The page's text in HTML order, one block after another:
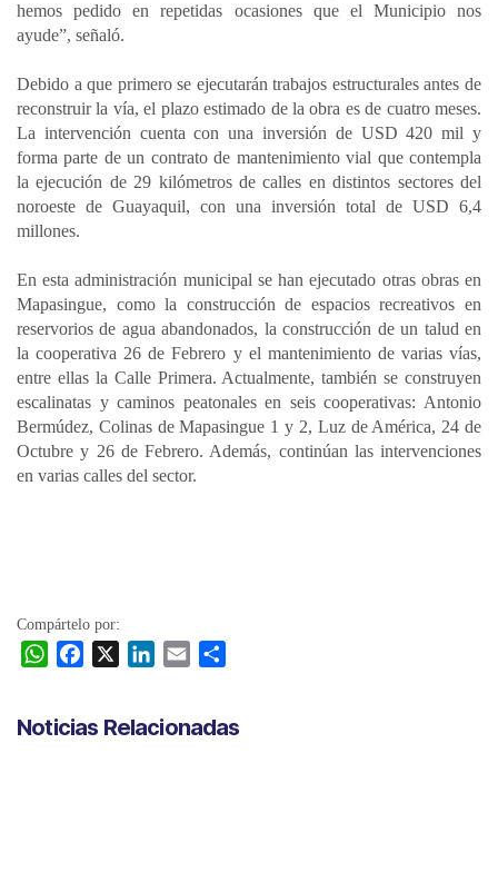
hemos pedido en repetidas ocasiones que el Municipio nos
ayude”, señaló.
Debido a que primero se ejecutarán trabajos estructurales antes de
reconstruir la vía, el plazo estimado de la obra es de cuatro meses.
La intervención cuenta con una inversión de USD 420 mil y
forma parte de un contrato de mantenimiento vial que contempla
la ejecución de 29 kilómetros de calles en distintos sectores del
noroeste de Guayaquil, con una inversión total de USD 6,4
millones.
En esta administración municipal se han ejecutado otras obras en
Mapasingue, como la construcción de espacios recreativos en
reservorios de agua abandonados, la construcción de un talud en
la cooperativa 26 de Febrero y el mantenimiento de varias vías,
entre ellas la Calle Primera. Actualmente, también se construyen
escalinatas y caminos peatonales en seis cooperativas: Antonio
Bermúdez, Colinas de Mapasingue 1 y 2, Luz de América, 24 de
Octubre y 26 de Febrero. Además, continúan las intervenciones
en varias calles del sector.
Compártelo por:
W
t
e
k
i
p
Noticias Relacionadas